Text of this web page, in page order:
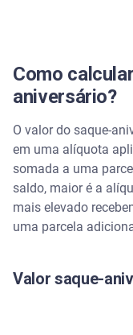
Como
aniversário?
O valor do saque-
em uma alíquota
somada a uma
saldo, maior é a
mais elevado
uma parcela
Valor saque-